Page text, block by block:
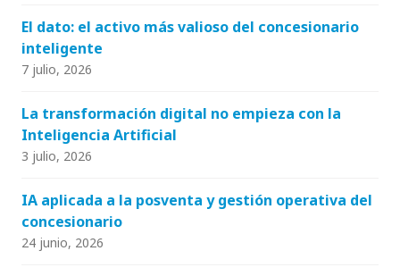
El dato: el activo más valioso del concesionario
inteligente
7 julio, 2026
La transformación digital no empieza con la
Inteligencia Artificial
3 julio, 2026
IA aplicada a la posventa y gestión operativa del
concesionario
24 junio, 2026